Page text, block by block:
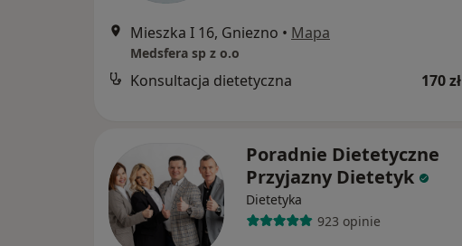
Mieszka I 16, Gniezno • Mapa
Medsfera sp z o.o
Konsultacja dietetyczna 170 zł
Poradnie Dietetyczne
Przyjazny Dietetyk
Dietetyka
923 opinie